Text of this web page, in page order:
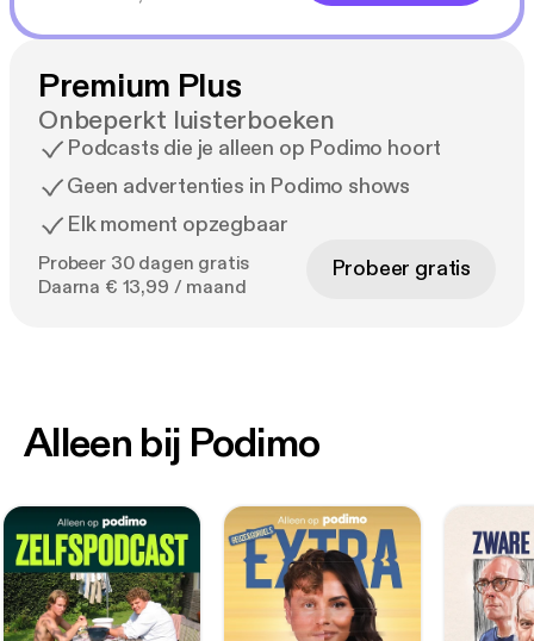
Premium Plus
Onbeperkt luisterboeken
Podcasts die je alleen op Podimo hoort
Geen advertenties in Podimo shows
Elk moment opzegbaar
Probeer 30 dagen gratis
Daarna € 13,99 / maand
Probeer gratis
Alleen bij Podimo